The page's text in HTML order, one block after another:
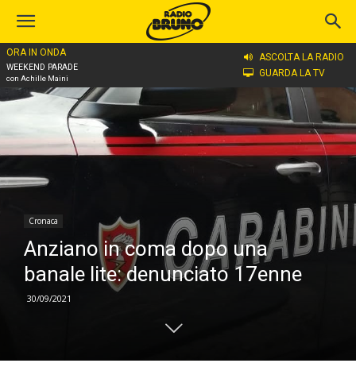
ORA IN ONDA
WEEKEND PARADE
con Achille Maini
ASCOLTA LA RADIO
GUARDA LA TV
Home
Cronaca
Anziano in coma dopo una
banale lite: denunciato 17enne
30/09/2021